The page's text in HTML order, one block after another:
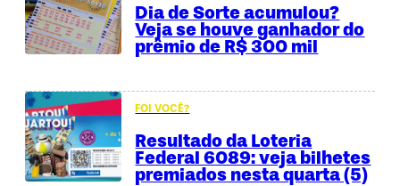
Dia de Sorte acumulou?
Veja se houve ganhador do
prêmio de R$ 300 mil
FOI VOCÊ?
Resultado da Loteria
Federal 6089: veja bilhetes
premiados nesta quarta (5)